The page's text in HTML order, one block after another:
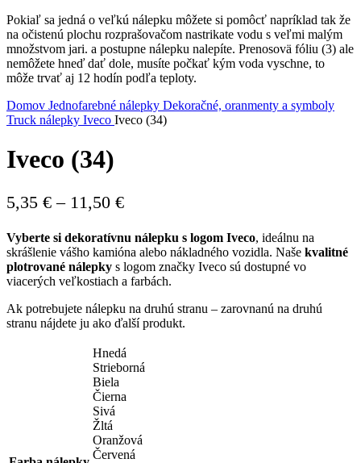
Pokiaľ sa jedná o veľkú nálepku môžete si pomôcť napríklad tak že
na očistenú plochu rozprašovačom nastrikate vodu s veľmi malým
množstvom jari. a postupne nálepku nalepíte. Prenosovä fóliu (3) ale
nemôžete hneď dať dole, musíte počkať kým voda vyschne, to
môže trvať aj 12 hodín podľa teploty.
Domov Jednofarebné nálepky Dekoračné, oranmenty a symboly
Truck nálepky Iveco Iveco (34)
Iveco (34)
5,35 € – 11,50 €Price
5,35 €
through
11,50 €
Vyberte si dekoratívnu nálepku s logom Iveco, ideálnu na
skrášlenie vášho kamióna alebo nákladného vozidla. Naše kvalitné
plotrované nálepky s logom značky Iveco sú dostupné vo
viacerých veľkostiach a farbách.
Ak potrebujete nálepku na druhú stranu – zarovnanú na druhú
stranu nájdete ju ako ďalší produkt.
Hnedá
Strieborná
Biela
Čierna
Sivá
Žltá
Oranžová
Červená